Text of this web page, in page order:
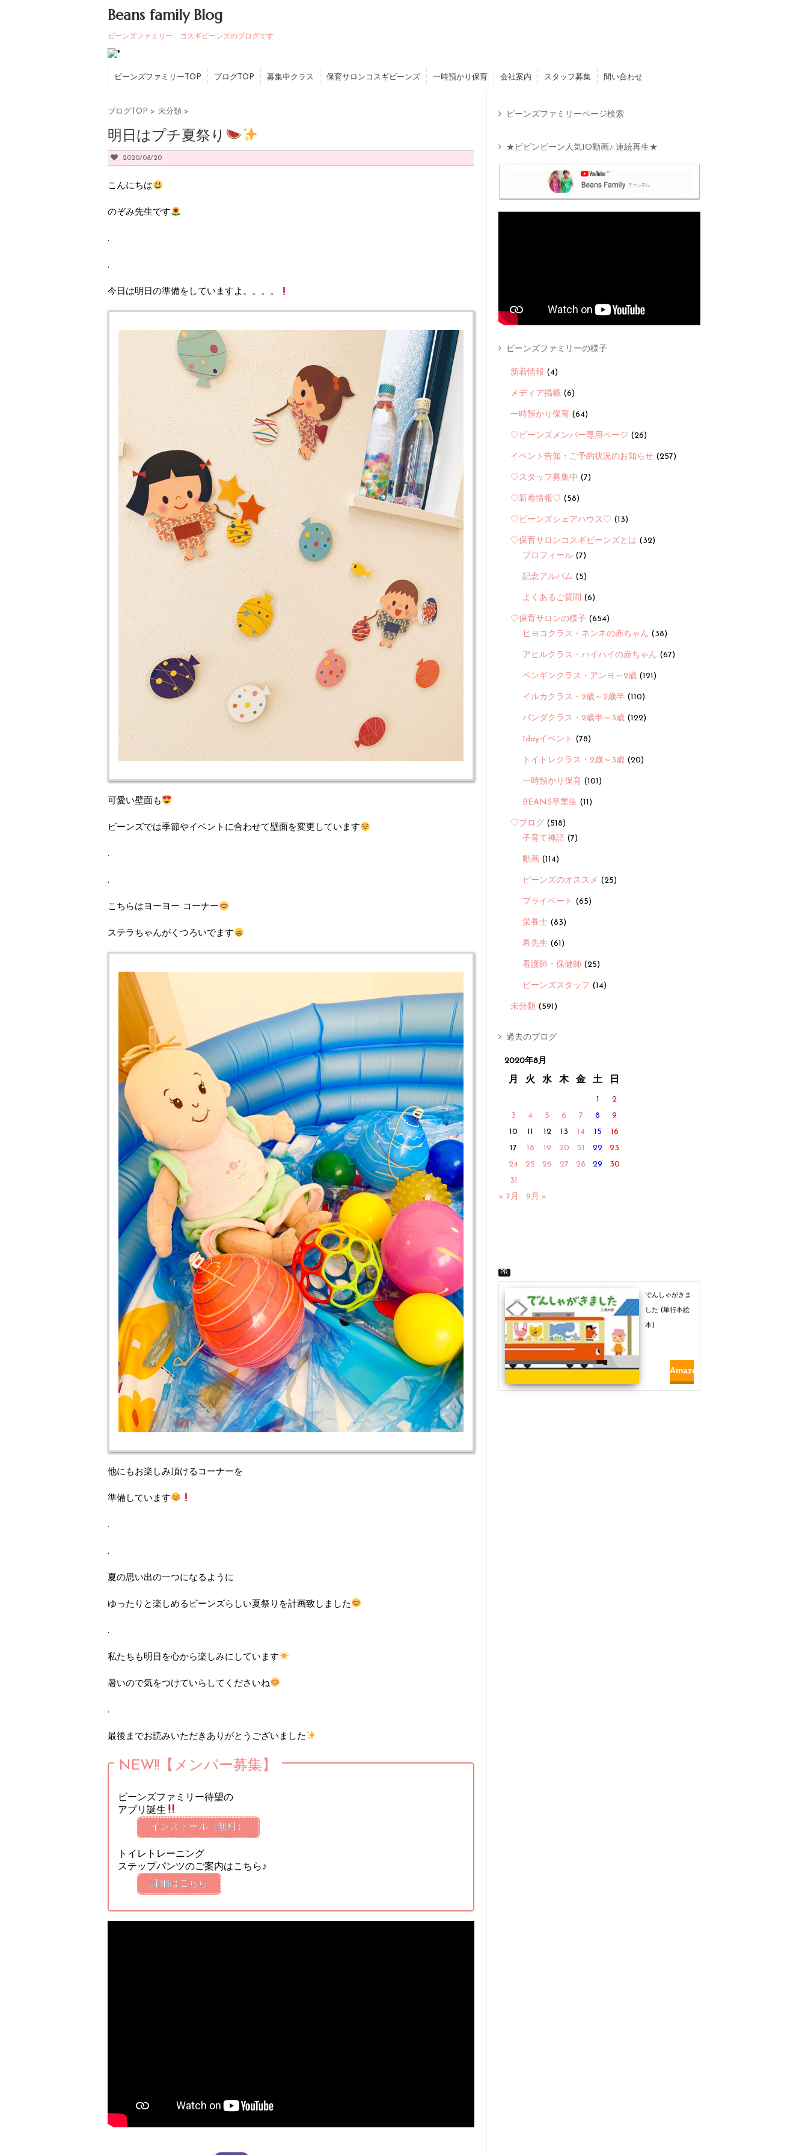
Beans family Blog
ビーンズファミリー コスギビーンズのブログです
ビーンズファミリーTOP ブログTOP 募集中クラス 保育サロンコスギビーンズ 一時預かり保育 会社案内 スタッフ募集 問い合わせ
ブログTOP > 未分類 >
明日はプチ夏祭り
2020/08/20
こんにちは
のぞみ先生です
.
.
今日は明日の準備をしていますよ。。。。
可愛い壁面も
ビーンズでは季節やイベントに合わせて壁面を変更しています
.
.
こちらはヨーヨー コーナー
ステラちゃんがくつろいでます
他にもお楽しみ頂けるコーナーを
準備しています
.
.
夏の思い出の一つになるように
ゆったりと楽しめるビーンズらしい夏祭りを計画致しました
.
私たちも明日を心から楽しみにしています
暑いので気をつけていらしてくださいね
.
最後までお読みいただきありがとうございました
NEW!!【メンバー募集】
ビーンズファミリー待望の
アプリ誕生
インストール（無料）
トイレトレーニング
ステップパンツのご案内はこちら♪
詳細はこちら
ビーンズファミリーページ検索
★ビビンビーン人気10動画♪ 連続再生★
ビーンズファミリーの様子
新着情報 (4)
メディア掲載 (6)
一時預かり保育 (64)
♡ビーンズメンバー専用ページ (26)
イベント告知・ご予約状況のお知らせ (257)
♡スタッフ募集中 (7)
♡新着情報♡ (58)
♡ビーンズシェアハウス♡ (13)
♡保育サロンコスギビーンズとは (32)
プロフィール (7)
記念アルバム (5)
よくあるご質問 (6)
♡保育サロンの様子 (654)
ヒヨコクラス・ネンネの赤ちゃん (38)
アヒルクラス・ハイハイの赤ちゃん (67)
ペンギンクラス・アンヨ～2歳 (121)
イルカクラス・2歳～2歳半 (110)
パンダクラス・2歳半～3歳 (122)
1dayイベント (78)
トイトレクラス・2歳～3歳 (20)
一時預かり保育 (101)
BEANS卒業生 (11)
♡ブログ (518)
子育て禅語 (7)
動画 (114)
ビーンズのオススメ (25)
プライベート (65)
栄養士 (83)
希先生 (61)
看護師・保健師 (25)
ビーンズスタッフ (14)
未分類 (591)
過去のブログ
2020年8月
月 火 水 木 金 土 日
1
2
3
4 5 6 7 8
9
10
11 12 13 14 15
16
17
18 19 20 21 22
23
24
25 26 27 28 29
30
31
« 7月
9月 »
PR
でんしゃがきま
した (単行本絵
本)
Amazon